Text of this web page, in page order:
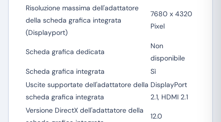
Risoluzione massima dell'adattatore
della scheda grafica integrata
(Displayport)
7680 x 4320
Pixel
Scheda grafica dedicata
Non
disponibile
Scheda grafica integrata
Sì
Uscite supportate dell'adattatore della
scheda grafica integrata
DisplayPort
2.1, HDMI 2.1
Versione DirectX dell'adattatore della
12.0